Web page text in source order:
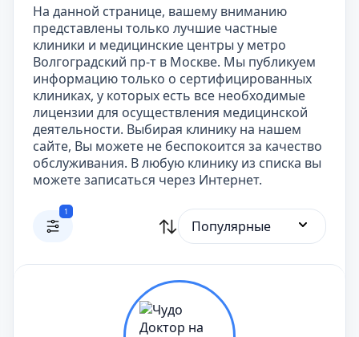
На данной странице, вашему вниманию
представлены только лучшие частные
клиники и медицинские центры у метро
Волгоградский пр-т в Москве. Мы публикуем
информацию только о сертифицированных
клиниках, у которых есть все необходимые
лицензии для осуществления медицинской
деятельности. Выбирая клинику на нашем
сайте, Вы можете не беспокоится за качество
обслуживания. В любую клинику из списка вы
можете записаться через Интернет.
1
Популярные